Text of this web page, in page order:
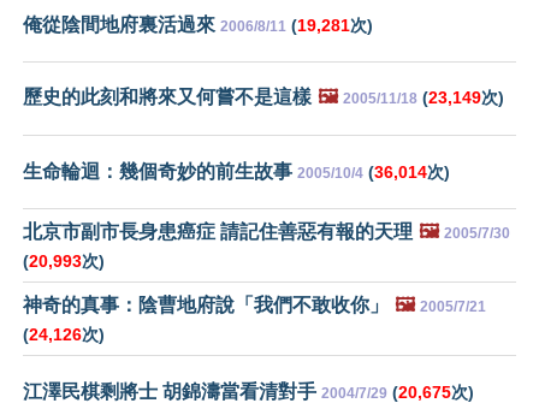
俺從陰間地府裏活過來 2006/8/11 (19,281次)
歷史的此刻和將來又何嘗不是這樣 🖼️ 2005/11/18 (23,149次)
生命輪迴：幾個奇妙的前生故事 2005/10/4 (36,014次)
北京市副市長身患癌症 請記住善惡有報的天理 🖼️ 2005/7/30
(20,993次)
神奇的真事：陰曹地府說「我們不敢收你」 🖼️ 2005/7/21
(24,126次)
江澤民棋剩將士 胡錦濤當看清對手 2004/7/29 (20,675次)